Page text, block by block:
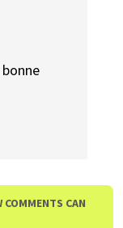
COMMENTS CAN